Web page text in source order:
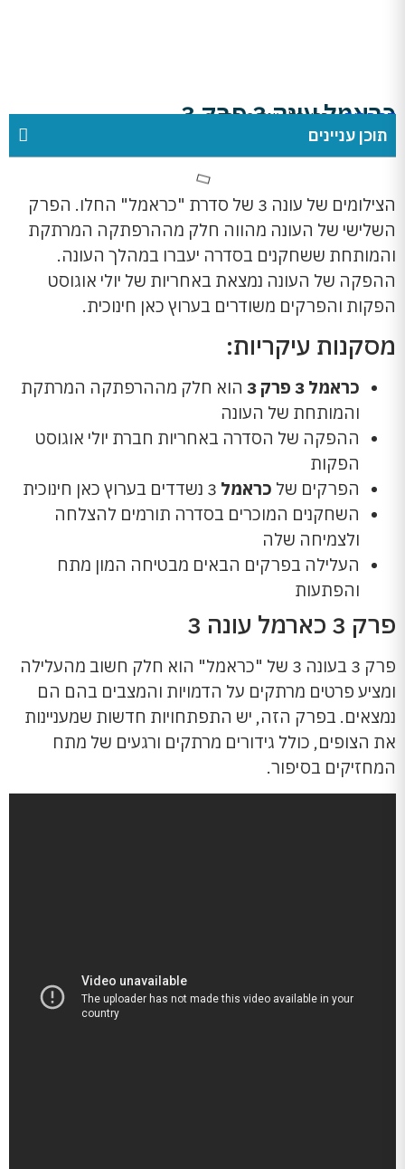
כראמל עונה 3 פרק 3
דף הבית»כראמל עונה 3 פרק 3
תוכן עניינים
הצילומים של עונה 3 של סדרת "כראמל" החלו. הפרק
השלישי של העונה מהווה חלק מההרפתקה המרתקת
והמותחת ששחקנים בסדרה יעברו במהלך העונה.
ההפקה של העונה נמצאת באחריות של יולי אוגוסט
הפקות והפרקים משודרים בערוץ כאן חינוכית.
מסקנות עיקריות:
כראמל 3 פרק 3
הוא חלק מההרפתקה המרתקת
והמותחת של העונה
ההפקה של הסדרה באחריות חברת יולי אוגוסט
הפקות
הפרקים של כראמל
השחקנים המוכרים בסדרה תורמים להצלחה
ולצמיחה שלה
העלילה בפרקים הבאים מבטיחה המון מתח
והפתעות
פרק 3 כארמל עונה 3
פרק 3 בעונה 3 של "כראמל" הוא חלק חשוב מהעלילה
ומציע פרטים מרתקים על הדמויות והמצבים בהם הם
נמצאים. בפרק הזה, יש התפתחויות חדשות שמעניינות
את הצופים, כולל גידורים מרתקים ורגעים של מתח
המחזיקים בסיפור.